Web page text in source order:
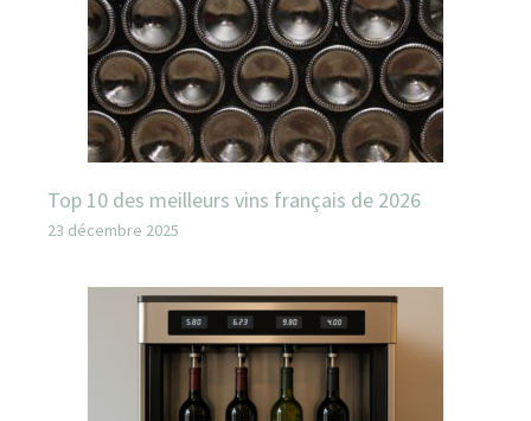
Top 10 des meilleurs vins français de 2026
23 décembre 2025